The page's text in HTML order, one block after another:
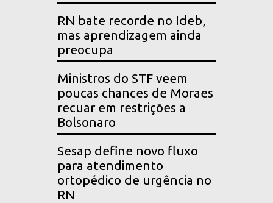
RN bate recorde no Ideb,
mas aprendizagem ainda
preocupa
Ministros do STF veem
poucas chances de Moraes
recuar em restrições a
Bolsonaro
Sesap define novo fluxo
para atendimento
ortopédico de urgência no
RN